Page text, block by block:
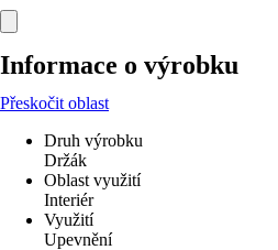
Informace o výrobku
Přeskočit oblast
Druh výrobku
Držák
Oblast využití
Interiér
Využití
Upevnění